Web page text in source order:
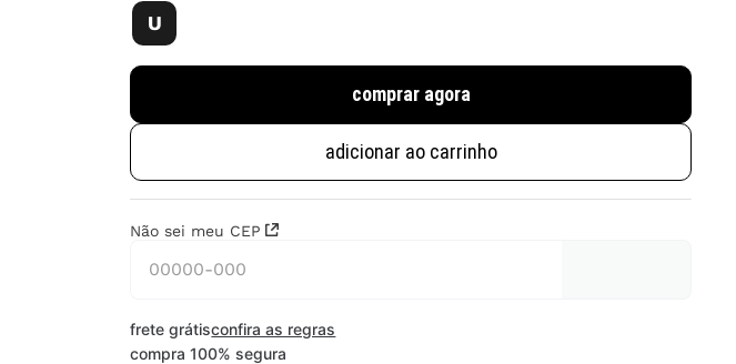
U
comprar agora
adicionar ao carrinho
Não sei meu CEP
frete grátisconfira as regras
compra 100% segura